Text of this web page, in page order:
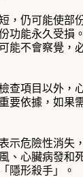
，仍可能使部
功能永久受損
能不會察覺，
查項目以外，
要依據，如果
示危險性消失
、心臟病發和
隱形殺手」。